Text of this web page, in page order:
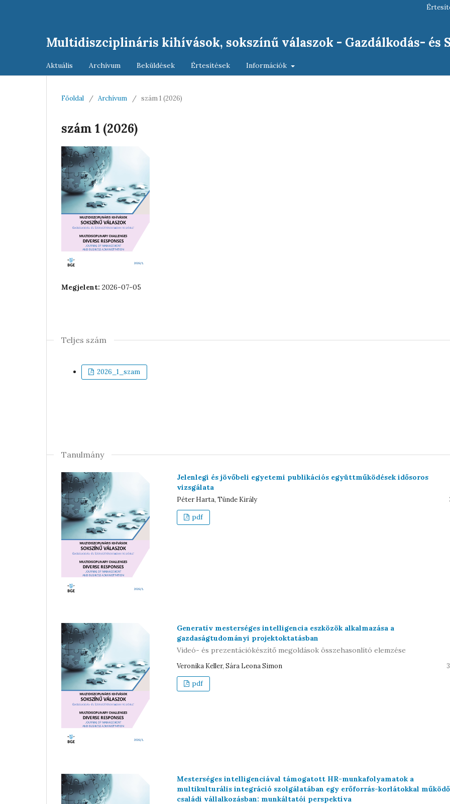
Multidiszciplináris kihívások, sokszínű válaszok - Gazdálkodás- és
Aktuális Archívum Beküldések Értesítések Információk
Főoldal / Archívum / szám 1 (2026)
szám 1 (2026)
Megjelent: 2026-07-05
Teljes szám
2026_1_szam
Tanulmány
Jelenlegi és jövőbeli egyetemi publikációs együttműködések idősoros
vizsgálata
Péter Harta, Tünde Király
pdf
Generatív mesterséges intelligencia eszközök alkalmazása a
gazdaságtudományi projektoktatásban
Videó- és prezentációkészítő megoldások összehasonlító elemzése
Veronika Keller, Sára Leona Simon
pdf
Mesterséges intelligenciával támogatott HR-munkafolyamatok a
multikulturális integráció szolgálatában egy erőforrás-korlátokkal működő
családi vállalkozásban: munkáltatói perspektíva